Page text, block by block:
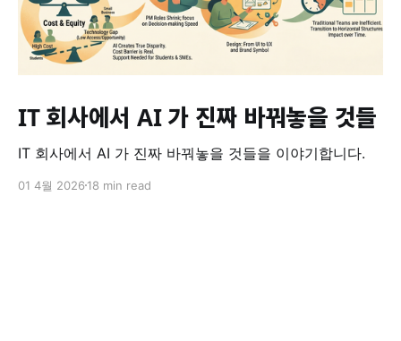
IT 회사에서 AI 가 진짜 바꿔놓을 것들
IT 회사에서 AI 가 진짜 바꿔놓을 것들을 이야기합니다.
01 4월 2026 18 min read